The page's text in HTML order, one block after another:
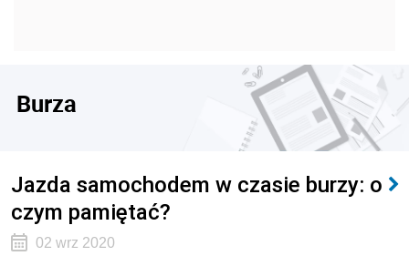
Burza
Jazda samochodem w czasie burzy: o
czym pamiętać?
02 wrz 2020